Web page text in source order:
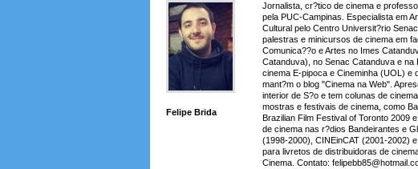
Felipe Brida
Jornalista, cr?tico de cinema e
pela PUC-Campinas. Especialista em
Cultural pelo Centro Universit?rio
palestras e minicursos de cinema em
Comunica??o e Artes no Imes
Catanduva), no Senac Catanduva e
cinema E-pipoca e Cineminha (UOL) e
mant?m o blog "Cinema na Web".
interior de S?o e tem colunas de
mostras e festivais de cinema, como
Brazilian Film Festival of Toronto 2009
de cinema nas r?dios Bandeirantes e
(1998-2000), CINEinCAT (2001-2002)
para livretos de distribuidoras de
Cinema. Contato: